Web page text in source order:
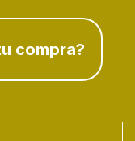
compra?